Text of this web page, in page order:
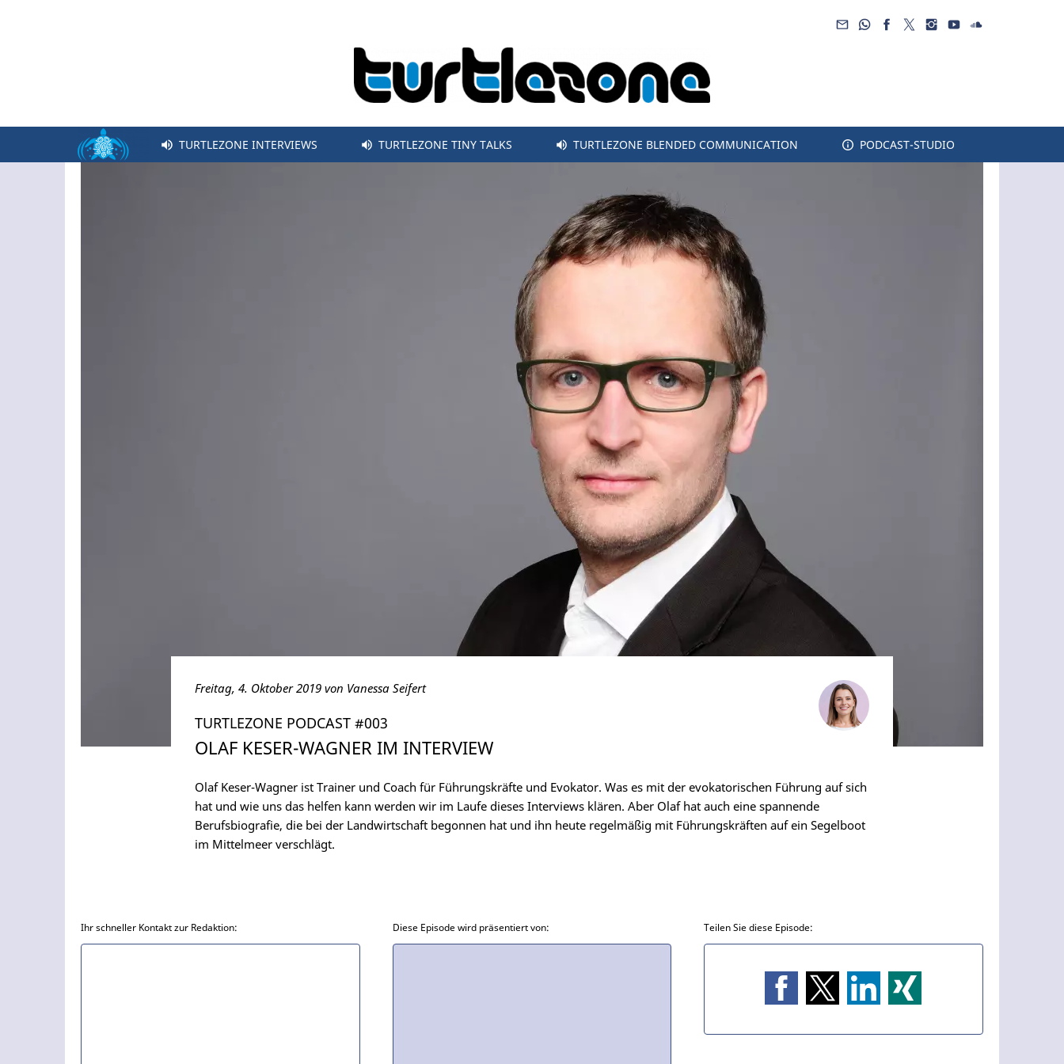
TURTLEZONE INTERVIEWS TURTLEZONE TINY TALKS TURTLEZONE BLENDED COMMUNICATION PODCAST-STUDIO
Freitag, 4. Oktober 2019 von Vanessa Seifert
TURTLEZONE PODCAST #003
OLAF KESER-WAGNER IM INTERVIEW
Olaf Keser-Wagner ist Trainer und Coach für Führungskräfte und Evokator. Was es mit der evokatorischen Führung auf sich
hat und wie uns das helfen kann werden wir im Laufe dieses Interviews klären. Aber Olaf hat auch eine spannende
Berufsbiografie, die bei der Landwirtschaft begonnen hat und ihn heute regelmäßig mit Führungskräften auf ein Segelboot
im Mittelmeer verschlägt.
Ihr schneller Kontakt zur Redaktion: Diese Episode wird präsentiert von: Teilen Sie diese Episode: